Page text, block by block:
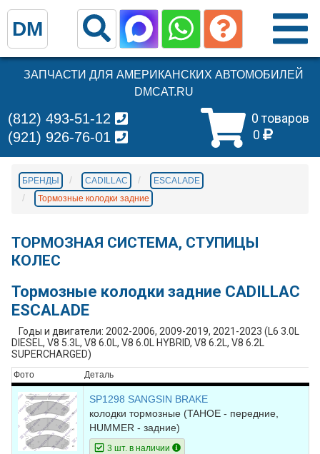
ЗАПЧАСТИ ДЛЯ АМЕРИКАНСКИХ АВТОМОБИЛЕЙ
DMCAT.RU
0 товаров
0
(812) 493-51-12
(921) 926-76-01
БРЕНДЫ CADILLAC
ESCALADE
Тормозные колодки задние
ТОРМОЗНАЯ СИСТЕМА, СТУПИЦЫ
КОЛЕС
Тормозные колодки задние CADILLAC
ESCALADE
Годы и двигатели: 2002-2006, 2009-2019, 2021-2023 (L6 3.0L
DIESEL, V8 5.3L, V8 6.0L, V8 6.0L HYBRID, V8 6.2L, V8 6.2L
SUPERCHARGED)
Фото Деталь
SP1298 SANGSIN BRAKE
колодки тормозные (TAHOE - передние,
HUMMER - задние)
3 шт. в наличии
DM